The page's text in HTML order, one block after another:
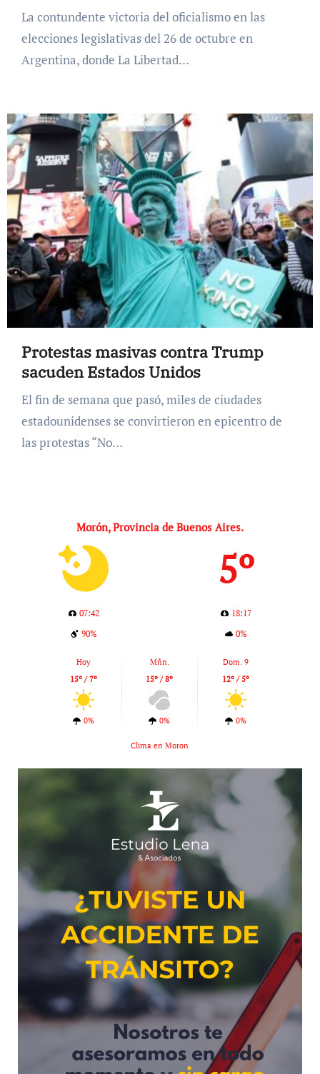
La contundente victoria del oficialismo en las
elecciones legislativas del 26 de octubre en
Argentina, donde La Libertad…
Protestas masivas contra Trump
sacuden Estados Unidos
El fin de semana que pasó, miles de ciudades
estadounidenses se convirtieron en epicentro de
las protestas “No…
Morón, Provincia de Buenos Aires.
5º
07:42
18:17
90%
0%
Hoy
15º / 7º
0%
Mñn.
15º / 8º
0%
Dom. 9
12º / 5º
0%
Clima en Moron